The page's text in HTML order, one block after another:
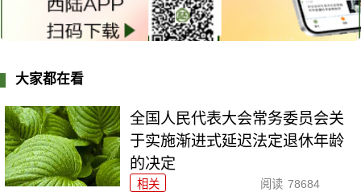
大家都在看
全国人民代表大会常务委员会关
于实施渐进式延迟法定退休年龄
的决定
相关 阅读 78684